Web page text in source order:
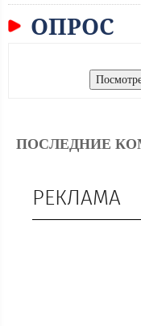
ОПРОС
ПОСЛЕДНИЕ
РЕКЛАМА